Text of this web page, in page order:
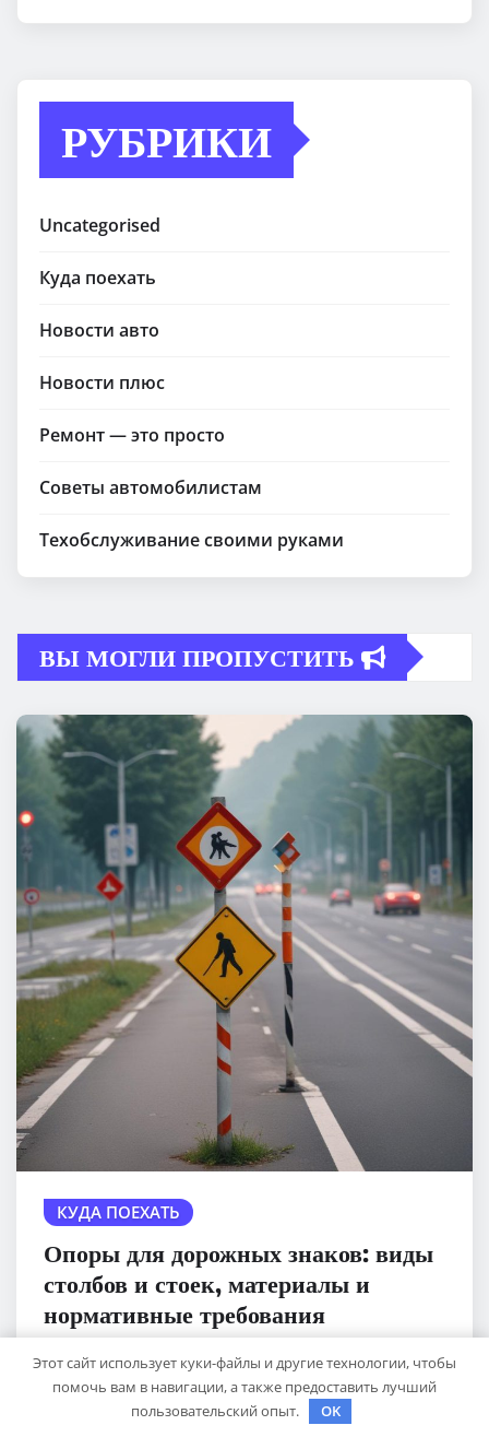
РУБРИКИ
Uncategorised
Куда поехать
Новости авто
Новости плюс
Ремонт — это просто
Советы автомобилистам
Техобслуживание своими руками
ВЫ МОГЛИ ПРОПУСТИТЬ
КУДА ПОЕХАТЬ
Опоры для дорожных знаков: виды
столбов и стоек, материалы и
нормативные требования
sib_ecometal Дек 17, 2025
Этот сайт использует куки-файлы и другие технологии, чтобы
помочь вам в навигации, а также предоставить лучший
пользовательский опыт.
OK